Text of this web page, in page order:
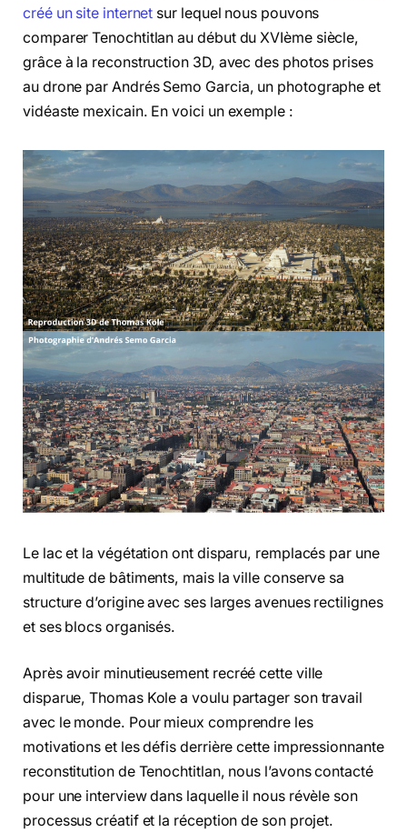
créé un site internet sur lequel nous pouvons
comparer Tenochtitlan au début du XVIème siècle,
grâce à la reconstruction 3D, avec des photos prises
au drone par Andrés Semo Garcia, un photographe et
vidéaste mexicain. En voici un exemple :
Le lac et la végétation ont disparu, remplacés par une
multitude de bâtiments, mais la ville conserve sa
structure d’origine avec ses larges avenues rectilignes
et ses blocs organisés.
Après avoir minutieusement recréé cette ville
disparue, Thomas Kole a voulu partager son travail
avec le monde. Pour mieux comprendre les
motivations et les défis derrière cette impressionnante
reconstitution de Tenochtitlan, nous l’avons contacté
pour une interview dans laquelle il nous révèle son
processus créatif et la réception de son projet.